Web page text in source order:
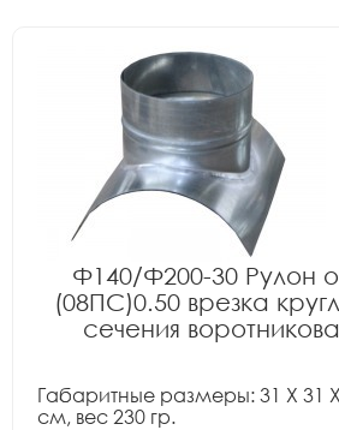
Ф140/Ф200-30 Рулон
(08ПС)0.50 врезка
сечения
Габаритные размеры: 31 X 31
см, вес 230 гр.